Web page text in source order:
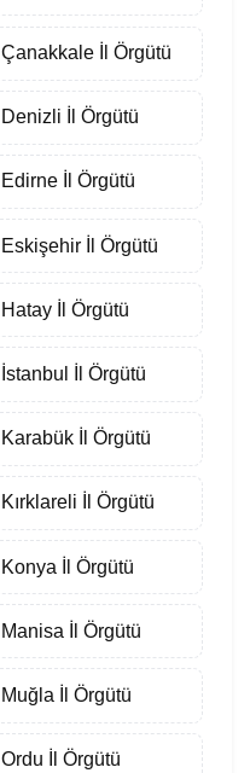
Çanakkale İl Örgütü
Denizli İl Örgütü
Edirne İl Örgütü
Eskişehir İl Örgütü
Hatay İl Örgütü
İstanbul İl Örgütü
Karabük İl Örgütü
Kırklareli İl Örgütü
Konya İl Örgütü
Manisa İl Örgütü
Muğla İl Örgütü
Ordu İl Örgütü